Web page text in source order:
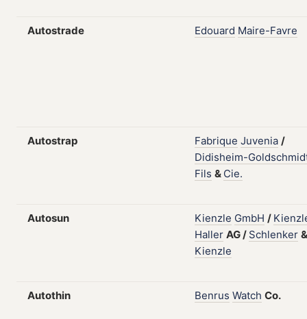
Autostrade Edouard Maire-Favre
Autostrap Fabrique Juvenia /
Didisheim-
Fils & Cie.
Autosun Kienzle GmbH /
Haller AG/ Schlenker &
Kienzle
Autothin Benrus Watch Co.